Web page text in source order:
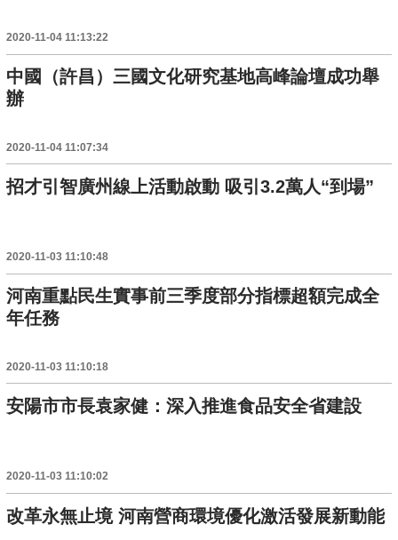
2020-11-04 11:13:22
中國（許昌）三國文化研究基地高峰論壇成功舉
辦
2020-11-04 11:07:34
招才引智廣州線上活動啟動 吸引3.2萬人“到場”
2020-11-03 11:10:48
河南重點民生實事前三季度部分指標超額完成全
年任務
2020-11-03 11:10:18
安陽市市長袁家健：深入推進食品安全省建設
2020-11-03 11:10:02
改革永無止境 河南營商環境優化激活發展新動能